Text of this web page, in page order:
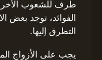
طرف للشعوب
الفوائد، توجد بعض
التطرق إليها.
يجب على الأزواج